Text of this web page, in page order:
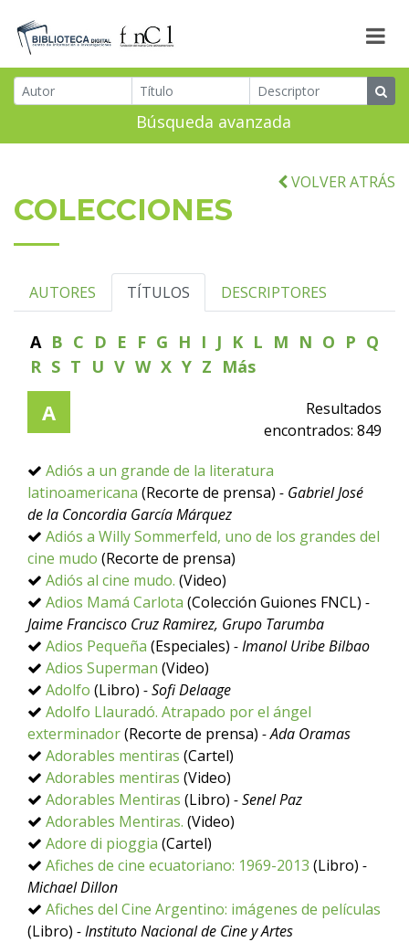
Búsqueda avanzada
VOLVER ATRÁS
COLECCIONES
AUTORES TÍTULOS DESCRIPTORES
A B C D E F G H I J K L M N O P Q
R S T U V W X Y Z Más
A
Resultados
encontrados: 849
Adiós a un grande de la literatura
latinoamericana (Recorte de prensa) - Gabriel José
de la Concordia García Márquez
Adiós a Willy Sommerfeld, uno de los grandes del
cine mudo (Recorte de prensa)
Adiós al cine mudo. (Video)
Adios Mamá Carlota (Colección Guiones FNCL) -
Jaime Francisco Cruz Ramirez, Grupo Tarumba
Adios Pequeña (Especiales) - Imanol Uribe Bilbao
Adios Superman (Video)
Adolfo (Libro) - Sofi Delaage
Adolfo Llauradó. Atrapado por el ángel
exterminador(Recorte de prensa) - Ada Oramas
Adorables mentiras (Cartel)
Adorables mentiras (Video)
Adorables Mentiras (Libro) - Senel Paz
Adorables Mentiras. (Video)
Adore di pioggia (Cartel)
Afiches de cine ecuatoriano: 1969-2013 (Libro) -
Michael Dillon
Afiches del Cine Argentino: imágenes de películas
(Libro) - Instituto Nacional de Cine y Artes